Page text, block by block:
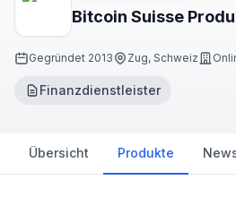
Bitcoin Suisse
Gegründet 2013 Zug, Schweiz
Finanzdienstleister
Übersicht Produkte